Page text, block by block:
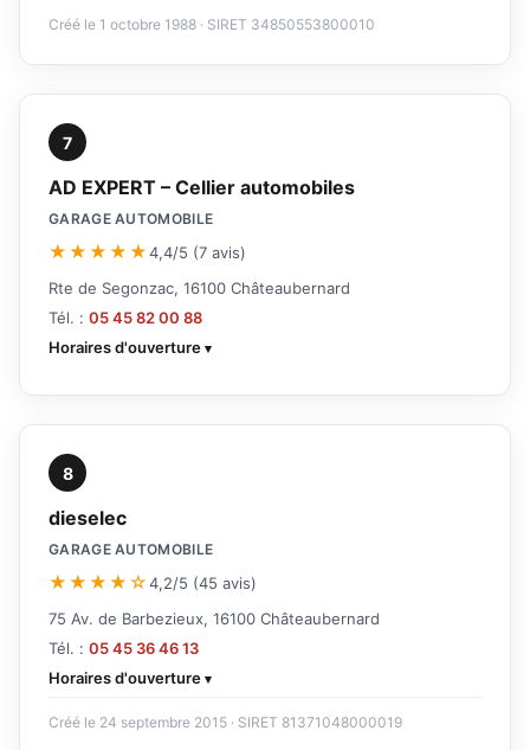
Créé le 1 octobre 1988 · SIRET 34850553800010
7
AD EXPERT – Cellier automobiles
GARAGE AUTOMOBILE
★★★★★4,4/5 (7 avis)
Rte de Segonzac, 16100 Châteaubernard
Tél. : 05 45 82 00 88
Horaires d'ouverture
8
dieselec
GARAGE AUTOMOBILE
★★★★☆4,2/5 (45 avis)
75 Av. de Barbezieux, 16100 Châteaubernard
Tél. : 05 45 36 46 13
Horaires d'ouverture
Créé le 24 septembre 2015 · SIRET 81371048000019